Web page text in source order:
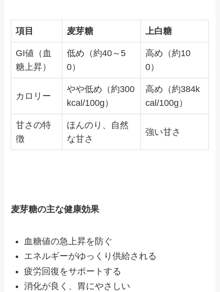
項目 麦芽糖 上白糖
GI値（血
糖上昇）
低め（約40～5
0）
高め（約10
0）
カロリー
やや低め（約300
kcal/100g）
高め（約384k
cal/100g）
甘さの特
徴
ほんのり、自然
な甘さ
強い甘さ
麦芽糖の主な健康効果
血糖値の急上昇を防ぐ
エネルギーがゆっくり供給される
疲労回復をサポートする
消化が良く、胃にやさしい